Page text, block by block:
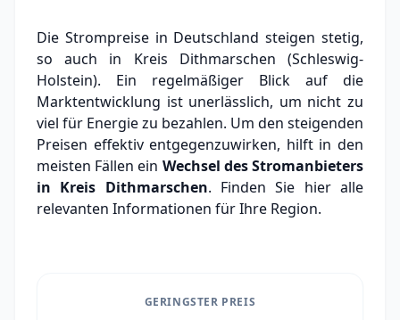
Städte in Kreis Dithmarschen
Die Strompreise in Deutschland steigen stetig,
so auch in Kreis Dithmarschen (Schleswig-
Holstein). Ein regelmäßiger Blick auf die
Marktentwicklung ist unerlässlich, um nicht zu
viel für Energie zu bezahlen. Um den steigenden
Preisen effektiv entgegenzuwirken, hilft in den
meisten Fällen ein Wechsel des Stromanbieters
in Kreis Dithmarschen. Finden Sie hier alle
relevanten Informationen für Ihre Region.
GERINGSTER PREIS